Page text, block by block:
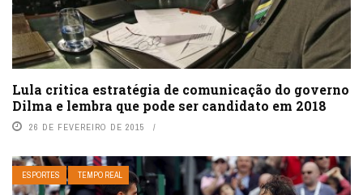
Lula critica estratégia de comunicação do governo
Dilma e lembra que pode ser candidato em 2018
26 DE FEVEREIRO DE 2015
ESPORTES TEMPO REAL